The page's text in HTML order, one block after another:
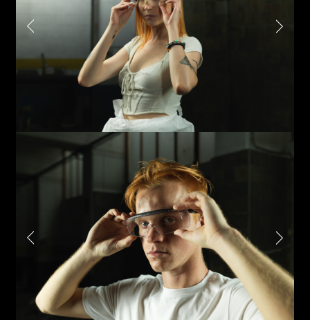
Attach files (portfolio, CV,
proposals, …)